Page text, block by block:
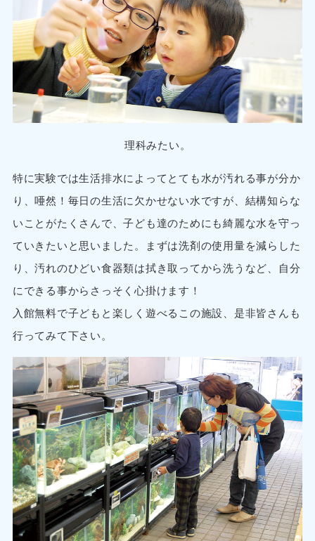
理科みたい。
特に実験では生活排水によってとても水が汚れる事が分か
り、唖然！毎日の生活に欠かせない水ですが、結構知らな
いことがたくさんで、子ども達のためにも綺麗な水を守っ
ていきたいと思いました。まずは洗剤の使用量を減らした
り、汚れのひどい食器類は拭き取ってから洗うなど、自分
にできる事からさっそく心掛けます！
入館無料で子どもと楽しく遊べるこの施設、是非皆さんも
行ってみて下さい。